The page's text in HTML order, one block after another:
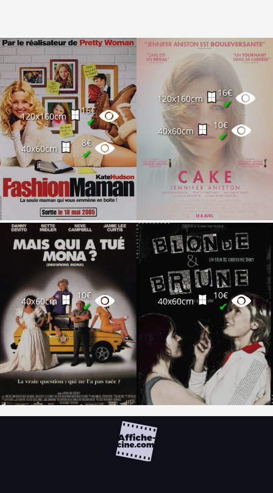
120x160cm
16€
✔
40x60cm
8€
✔
120x160cm
16€
✔
40x60cm
10€
✔
40x60cm
10€
✔ 40x60cm
10€
✔